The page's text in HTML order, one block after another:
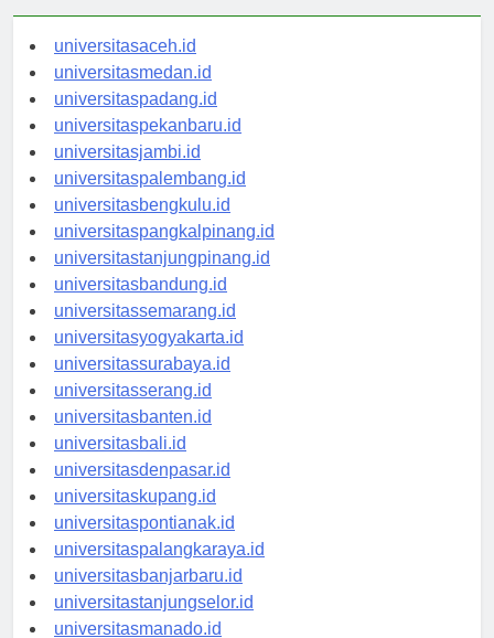
universitasaceh.id
universitasmedan.id
universitaspadang.id
universitaspekanbaru.id
universitasjambi.id
universitaspalembang.id
universitasbengkulu.id
universitaspangkalpinang.id
universitastanjungpinang.id
universitasbandung.id
universitassemarang.id
universitasyogyakarta.id
universitassurabaya.id
universitasserang.id
universitasbanten.id
universitasbali.id
universitasdenpasar.id
universitaskupang.id
universitaspontianak.id
universitaspalangkaraya.id
universitasbanjarbaru.id
universitastanjungselor.id